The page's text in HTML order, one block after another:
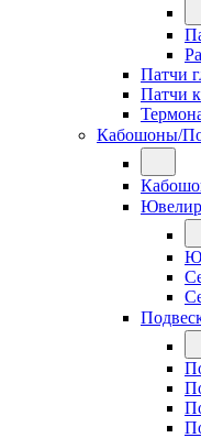
Патчи
Патчи
Кабошоны/